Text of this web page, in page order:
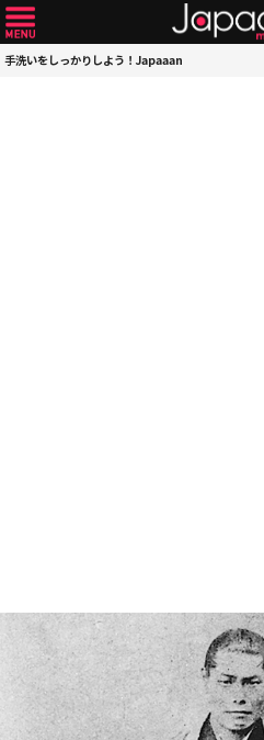
手洗いをしっかりしよう！Japaaan